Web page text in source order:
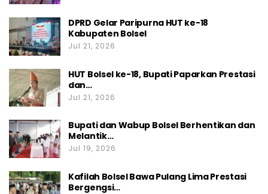
DPRD Gelar Paripurna HUT ke-18
Kabupaten Bolsel
Jul 21, 2026
HUT Bolsel ke-18, Bupati Paparkan Prestasi
dan…
Jul 21, 2026
Bupati dan Wabup Bolsel Berhentikan dan
Melantik…
Jul 19, 2026
Kafilah Bolsel Bawa Pulang Lima Prestasi
Bergengsi…